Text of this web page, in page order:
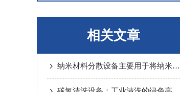
相关文章
纳米材料分散设备主要用于将纳米颗粒均匀分散在基体材料中